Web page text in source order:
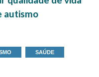
autismo
SAÚDE